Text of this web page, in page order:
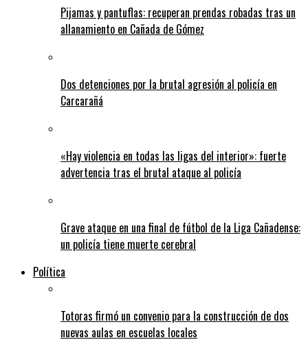
Pijamas y pantuflas: recuperan prendas robadas tras un
allanamiento en Cañada de Gómez
Dos detenciones por la brutal agresión al policía en
Carcarañá
«Hay violencia en todas las ligas del interior»: fuerte
advertencia tras el brutal ataque al policía
Grave ataque en una final de fútbol de la Liga Cañadense:
un policía tiene muerte cerebral
Política
Totoras firmó un convenio para la construcción de dos
nuevas aulas en escuelas locales